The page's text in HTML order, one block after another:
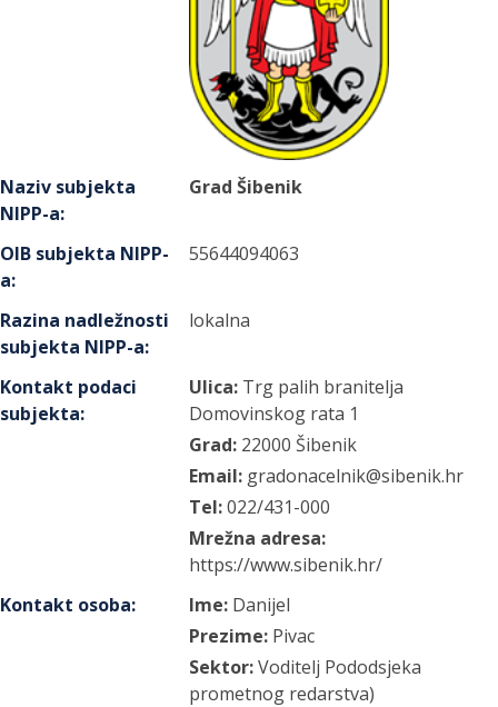
Naziv subjekta
NIPP-a:
Grad Šibenik
OIB subjekta NIPP-
a:
55644094063
Razina nadležnosti
subjekta NIPP-a:
lokalna
Kontakt podaci
subjekta:
Ulica: Trg palih branitelja
Domovinskog rata 1
Grad: 22000 Šibenik
Email: gradonacelnik@sibenik.hr
Tel:022/431-000
Mrežna adresa:
https://www.sibenik.hr/
Kontakt osoba: Ime: Danijel
Prezime: Pivac
Sektor:Voditelj Pododsjeka
prometnog redarstva)